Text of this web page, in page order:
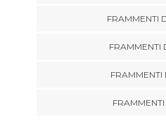
FRAMMENTI
FRAMMENTI
FRAMMENTI